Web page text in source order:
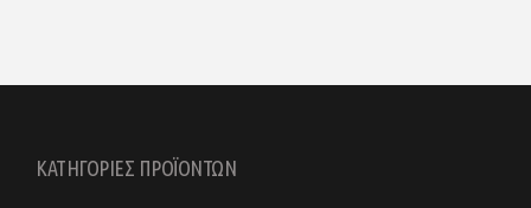
ΚΑΤΗΓΟΡΙΕΣ ΠΡΟΪΟΝΤΩΝ